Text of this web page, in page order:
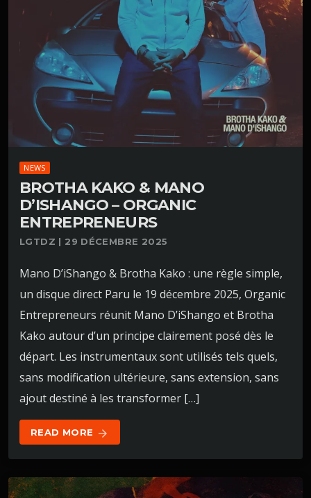
NEWS
BROTHA KAKO & MANO
D’ISHANGO – ORGANIC
ENTREPRENEURS
LGTDZ | 29 DÉCEMBRE 2025
Mano D’iShango & Brotha Kako : une règle simple,
un disque direct Paru le 19 décembre 2025, Organic
Entrepreneurs réunit Mano D’iShango et Brotha
Kako autour d’un principe clairement posé dès le
départ. Les instrumentaux sont utilisés tels quels,
sans modification ultérieure, sans extension, sans
ajout destiné à les transformer […]
READ MORE arrow_forward